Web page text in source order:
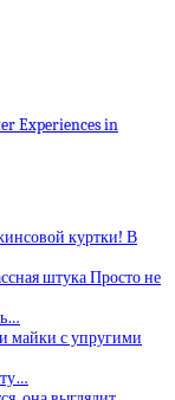
Experiences in
куртки! В
штука Просто не
майки с упругими